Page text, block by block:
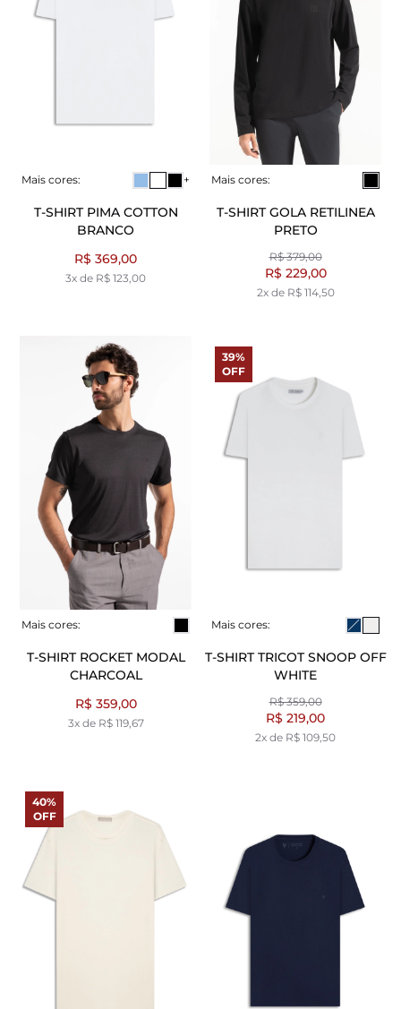
Mais cores: +
T-SHIRT PIMA COTTON
BRANCO
R$ 369,00
3x de R$ 123,00
Mais cores:
T-SHIRT GOLA RETILINEA
PRETO
R$ 379,00
R$ 229,00
2x de R$ 114,50
Mais cores:
T-SHIRT ROCKET MODAL
CHARCOAL
R$ 359,00
3x de R$ 119,67
Mais cores:
T-SHIRT TRICOT SNOOP OFF
WHITE
R$ 359,00
R$ 219,00
2x de R$ 109,50
39%
OFF
40%
OFF